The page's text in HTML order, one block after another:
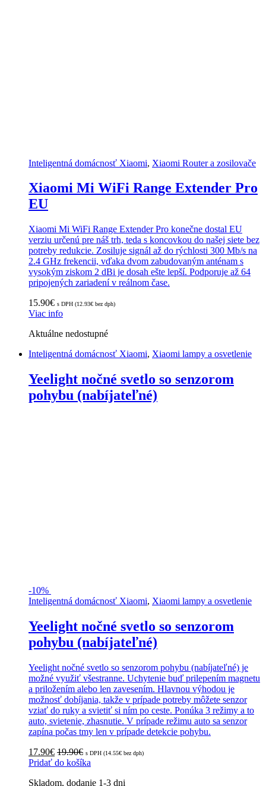
Inteligentná domácnosť Xiaomi, Xiaomi Router a zosilovače
Xiaomi Mi WiFi Range Extender Pro
EU
Xiaomi Mi WiFi Range Extender Pro konečne dostal EU
verziu určenú pre náš trh, teda s koncovkou do našej siete bez
potreby redukcie. Zosiluje signál až do rýchlosti 300 Mb/s na
2.4 GHz frekencii, vďaka dvom zabudovaným anténam s
vysokým ziskom 2 dBi je dosah ešte lepší. Podporuje až 64
pripojených zariadení v reálnom čase.
15.90€ s DPH (12.93€ bez dph)
Viac info
Aktuálne nedostupné
Inteligentná domácnosť Xiaomi, Xiaomi lampy a osvetlenie
Yeelight nočné svetlo so senzorom
pohybu (nabíjateľné)
-10%
Inteligentná domácnosť Xiaomi, Xiaomi lampy a osvetlenie
Yeelight nočné svetlo so senzorom
pohybu (nabíjateľné)
Yeelight nočné svetlo so senzorom pohybu (nabíjateľné) je
možné využiť všestranne. Uchytenie buď prilepením magnetu
a priložením alebo len zavesením. Hlavnou výhodou je
možnosť dobíjania, takže v prípade potreby môžete senzor
vziať do ruky a svietiť si ním po ceste. Ponúka 3 režimy a to
auto, svietenie, zhasnutie. V prípade režimu auto sa senzor
zapína počas tmy len v prípade detekcie pohybu.
17.90€ 19.90€ s DPH (14.55€ bez dph)
Pridať do košíka
Skladom, dodanie 1-3 dni